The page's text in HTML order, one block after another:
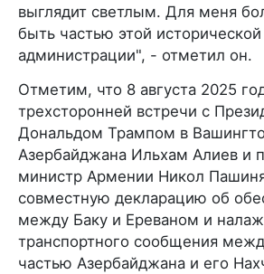
выглядит светлым. Для меня
быть частью этой исторической
администрации", - отметил он.
Отметим, что 8 августа 2025
трехсторонней встречи с
Дональдом Трампом в
Азербайджана Ильхам Алиев и
министр Армении Никол
совместную декларацию об
между Баку и Ереваном и
транспортного сообщения
частью Азербайджана и его